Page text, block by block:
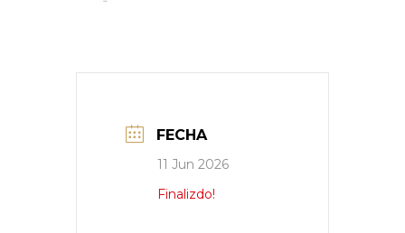
FECHA
11 Jun 2026
Finalizdo!